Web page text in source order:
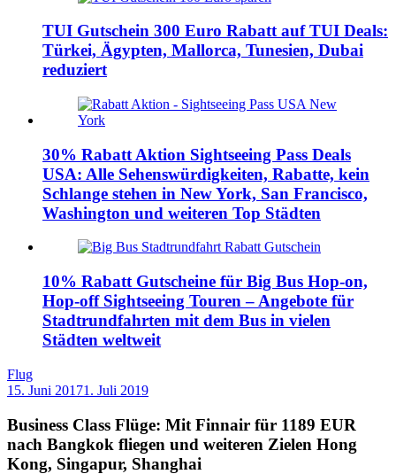
TUI Gutschein 300 Euro Rabatt auf TUI Deals:
Türkei, Ägypten, Mallorca, Tunesien, Dubai
reduziert
30% Rabatt Aktion Sightseeing Pass Deals
USA: Alle Sehenswürdigkeiten, Rabatte, kein
Schlange stehen in New York, San Francisco,
Washington und weiteren Top Städten
10% Rabatt Gutscheine für Big Bus Hop-on,
Hop-off Sightseeing Touren – Angebote für
Stadtrundfahrten mit dem Bus in vielen
Städten weltweit
Flug
15. Juni 20171. Juli 2019
Allan
Business Class Flüge: Mit Finnair für 1189 EUR
nach Bangkok fliegen und weiteren Zielen Hong
Kong, Singapur, Shanghai